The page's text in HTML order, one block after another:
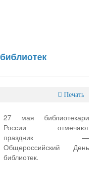
Печать
27 мая библиотекари
России отмечают
праздник —
Общероссийский День
библиотек.